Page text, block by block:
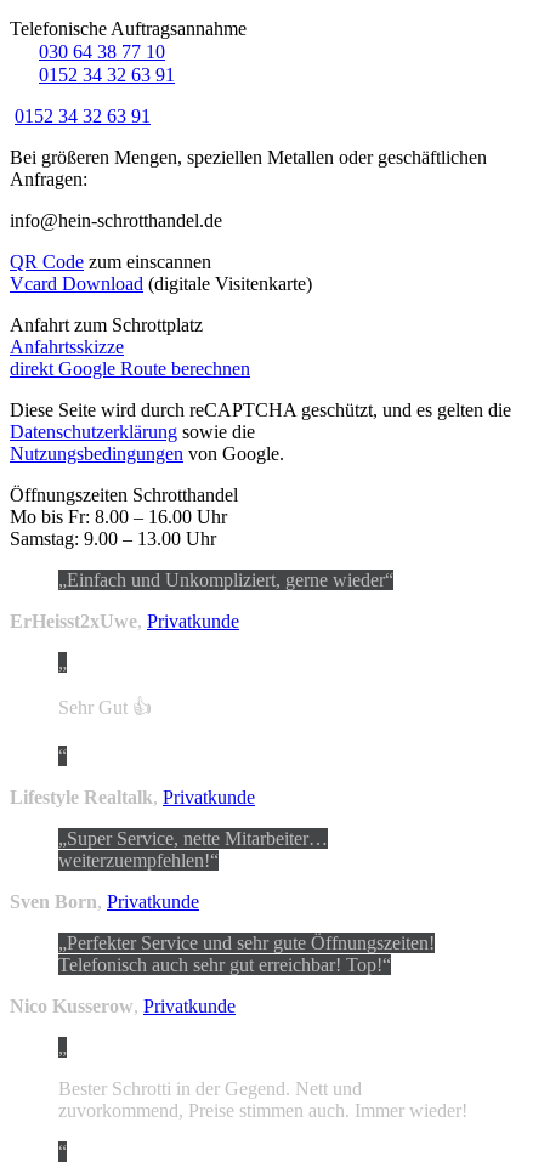
Telefonische Auftragsannahme
030 64 38 77 10
0152 34 32 63 91
0152 34 32 63 91
Bei größeren Mengen, speziellen Metallen oder geschäftlichen
Anfragen:
info@hein-schrotthandel.de
QR Code zum einscannen
Vcard Download (digitale Visitenkarte)
Anfahrt zum Schrottplatz
Anfahrtsskizze
direkt Google Route berechnen
Diese Seite wird durch reCAPTCHA geschützt, und es gelten die
Datenschutzerklärung sowie die
Nutzungsbedingungen von Google.
Öffnungszeiten Schrotthandel
Mo bis Fr: 8.00 – 16.00 Uhr
Samstag: 9.00 – 13.00 Uhr
Einfach und Unkompliziert, gerne wieder
ErHeisst2xUwe, Privatkunde
Sehr Gut 👍
Lifestyle Realtalk, Privatkunde
Super Service, nette Mitarbeiter…
weiterzuempfehlen!
Sven Born, Privatkunde
Perfekter Service und sehr gute Öffnungszeiten!
Telefonisch auch sehr gut erreichbar! Top!
Nico Kusserow, Privatkunde
Bester Schrotti in der Gegend. Nett und
zuvorkommend, Preise stimmen auch. Immer wieder!